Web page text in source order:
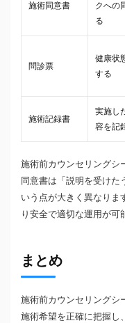
施術同意書
クへの
る
問診票
健康状
する
施術記録書
実施し
容を記
施術前カウンセリングシ
同意書は「説明を受けた
いう点が大きく異なりま
り安全で適切な運用が可
まとめ
施術前カウンセリングシ
施術希望を正確に把握し